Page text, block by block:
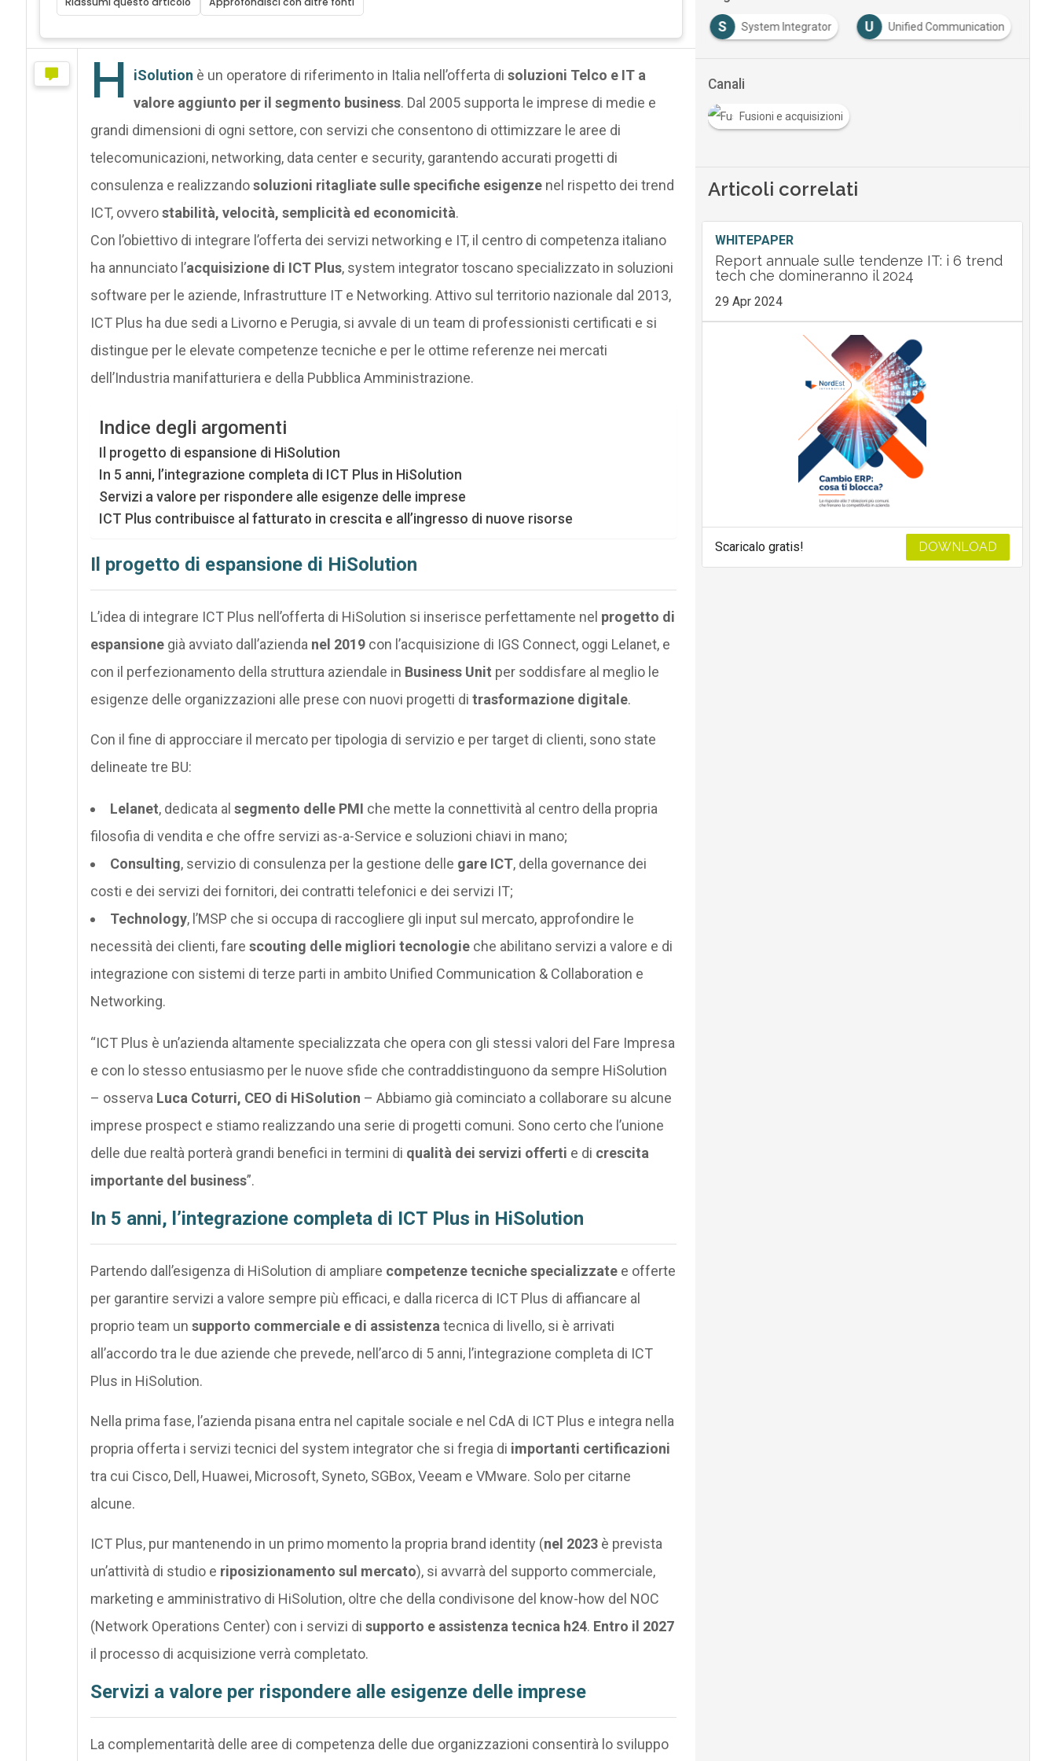
H iSolution è un operatore di riferimento in Italia nell’offerta di soluzioni Telco e IT a
valore aggiunto per il segmento business. Dal 2005 supporta le imprese di medie e
grandi dimensioni di ogni settore, con servizi che consentono di ottimizzare le aree di
telecomunicazioni, networking, data center e security, garantendo accurati progetti di
consulenza e realizzandosoluzioni ritagliate sulle specifiche esigenzenel rispetto dei trend
ICT, ovverostabilità, velocità, semplicità ed economicità.
Con l’obiettivo di integrare l’offerta dei servizi networking e IT, il centro di competenza italiano
ha annunciato l’acquisizione di ICT Plus, system integrator toscano specializzato in soluzioni
software per le aziende, Infrastrutture IT e Networking. Attivo sul territorio nazionale dal 2013,
ICT Plus ha due sedi a Livorno e Perugia, si avvale di un team di professionisti certificati e si
distingue per le elevate competenze tecniche e per le ottime referenze nei mercati
dell’Industria manifatturiera e della Pubblica Amministrazione.
Indice degli argomenti
Il progetto di espansione di HiSolution
In 5 anni, l’integrazione completa di ICT Plus in HiSolution
Servizi a valore per rispondere alle esigenze delle imprese
ICT Plus contribuisce al fatturato in crescita e all’ingresso di nuove risorse
Il progetto di espansione di HiSolution
L’idea di integrare ICT Plus nell’offerta di HiSolution si inserisce perfettamente nel progetto di
espansionegià avviato dall’azienda nel 2019con l’acquisizione di IGS Connect, oggi Lelanet, e
con il perfezionamento della struttura aziendale in Business Unit per soddisfare al meglio le
esigenze delle organizzazioni alle prese con nuovi progetti di trasformazione digitale.
Con il fine di approcciare il mercato per tipologia di servizio e per target di clienti, sono state
delineate tre BU:
Lelanet, dedicata al segmento delle PMI che mette la connettività al centro della propria
filosofia di vendita e che offre servizi as-a-Service e soluzioni chiavi in mano;
Consulting, servizio di consulenza per la gestione delle gare ICT, della governance dei
costi e dei servizi dei fornitori, dei contratti telefonici e dei servizi IT;
Technology, l’MSP che si occupa di raccogliere gli input sul mercato, approfondire le
necessità dei clienti, fare scouting delle migliori tecnologieche abilitano servizi a valore e di
integrazione con sistemi di terze parti in ambito Unified Communication & Collaboration e
Networking.
“ICT Plus è un’azienda altamente specializzata che opera con gli stessi valori del Fare Impresa
e con lo stesso entusiasmo per le nuove sfide che contraddistinguono da sempre HiSolution
– osserva Luca Coturri, CEO di HiSolution – Abbiamo già cominciato a collaborare su alcune
imprese prospect e stiamo realizzando una serie di progetti comuni. Sono certo che l’unione
delle due realtà porterà grandi benefici in termini di qualità dei servizi offerti e di crescita
importante del business”.
In 5 anni, l’integrazione completa di ICT Plus in HiSolution
Partendo dall’esigenza di HiSolution di ampliare competenze tecniche specializzatee offerte
per garantire servizi a valore sempre più efficaci, e dalla ricerca di ICT Plus di affiancare al
proprio team un supporto commerciale e di assistenza tecnica di livello, si è arrivati
all’accordo tra le due aziende che prevede, nell’arco di 5 anni, l’integrazione completa di ICT
Plus in HiSolution.
Nella prima fase, l’azienda pisana entra nel capitale sociale e nel CdA di ICT Plus e integra nella
propria offerta i servizi tecnici del system integrator che si fregia di importanti certificazioni
tra cui Cisco, Dell, Huawei, Microsoft, Syneto, SGBox, Veeam e VMware. Solo per citarne
alcune.
ICT Plus, pur mantenendo in un primo momento la propria brand identity (nel 2023è prevista
un’attività di studio e riposizionamento sul mercato), si avvarrà del supporto commerciale,
marketing e amministrativo di HiSolution, oltre che della condivisone del know-how del NOC
(Network Operations Center) con i servizi di supporto e assistenza tecnica h24. Entro il 2027
il processo di acquisizione verrà completato.
Servizi a valore per rispondere alle esigenze delle imprese
La complementarità delle aree di competenza delle due organizzazioni consentirà lo sviluppo
S System Integrator U Unified Communication
Canali
Fusioni e acquisizioni
Articoli correlati
WHITEPAPER
Report annuale sulle tendenze IT: i 6 trend
tech che domineranno il 2024
29 Apr 2024
Scaricalo gratis! DOWNLOAD